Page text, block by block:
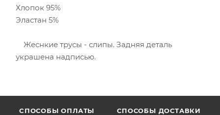
Хлопок 95%
Эластан 5%
Жеснкие трусы - слипы. Задняя деталь
украшена надписью.
CПОСОБЫ ОПЛАТЫ СПОСОБЫ ДОСТАВКИ